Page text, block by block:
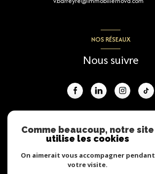
NOS RÉSEAUX
Nous suivre
ADHÉRENTS
Comme beaucoup, notre site
utilise les cookies
On aimerait vous accompagner pendant
votre visite.